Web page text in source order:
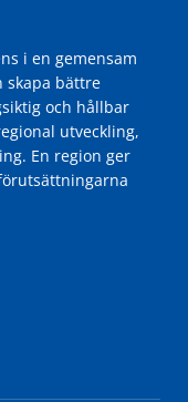
i en gemensam
skapa bättre
och hållbar
utveckling,
En region ger